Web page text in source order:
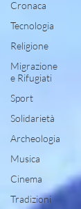
Cronaca
Tecnologia
Religione
Migrazione
e Rifugiati
Sport
Solidarietà
Archeologia
Musica
Cinema
Tradizioni